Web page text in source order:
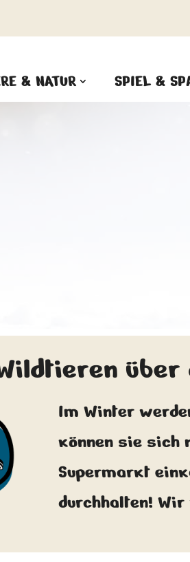
& NATUR SPIEL &
über
Im Winter
können sie sich
Supermarkt
durchhalten!
uns